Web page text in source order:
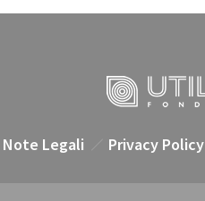
Note Legali Privacy Policy